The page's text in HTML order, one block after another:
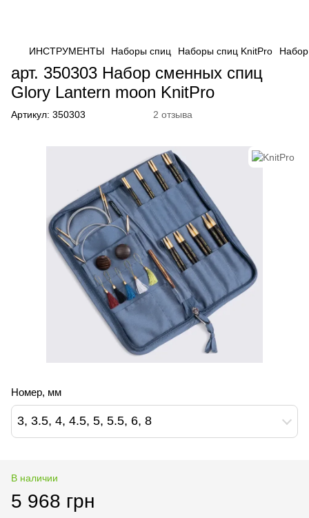
ИНСТРУМЕНТЫ Наборы спиц Наборы спиц KnitPro
арт. 350303 Набор сменных спиц
Glory Lantern moon KnitPro
Артикул: 350303 2 отзыва
Номер, мм
3, 3.5, 4, 4.5, 5, 5.5, 6, 8
В наличии
5 968 грн